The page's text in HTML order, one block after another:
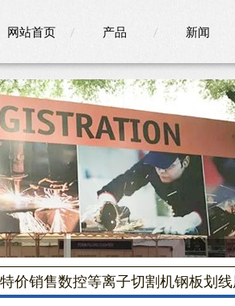
网站首页 产品 新闻
特价销售数控等离子切割机钢板划